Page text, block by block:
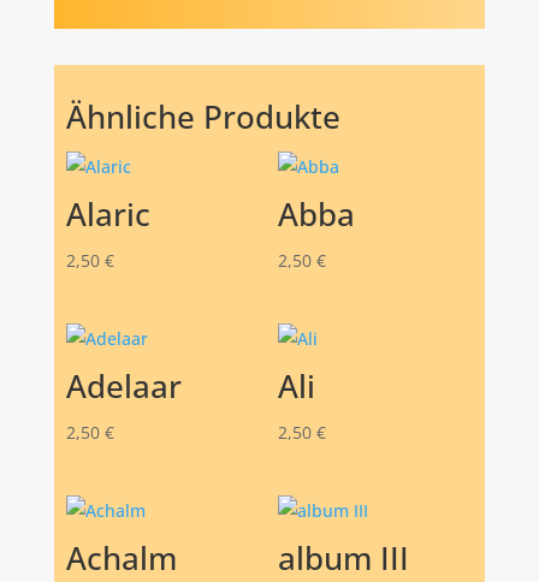
Ähnliche Produkte
Alaric
2,50 €
Abba
2,50 €
Adelaar
2,50 €
Ali
2,50 €
Achalm album III